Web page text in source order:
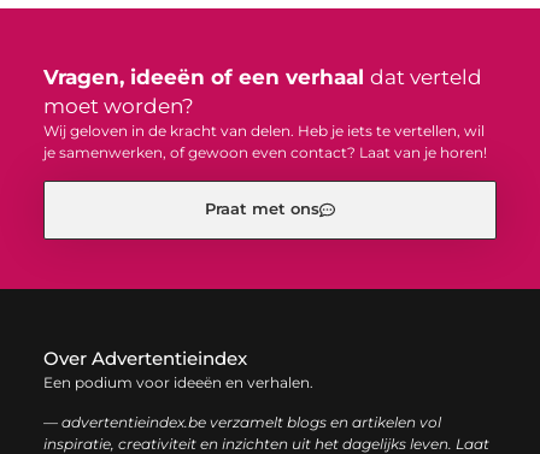
Vragen, ideeën of een verhaal dat verteld
moet worden?
Wij geloven in de kracht van delen. Heb je iets te vertellen, wil
je samenwerken, of gewoon even contact? Laat van je horen!
Praat met ons
Over Advertentieindex
Een podium voor ideeën en verhalen.
— advertentieindex.be verzamelt blogs en artikelen vol
inspiratie, creativiteit en inzichten uit het dagelijks leven. Laat